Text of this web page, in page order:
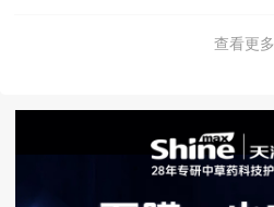
查看更多